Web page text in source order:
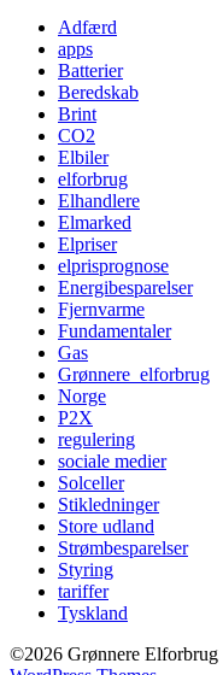
Adfærd
apps
Batterier
Beredskab
Brint
CO2
Elbiler
elforbrug
Elhandlere
Elmarked
Elpriser
elprisprognose
Energibesparelser
Fjernvarme
Fundamentaler
Gas
Grønnere_elforbrug
Norge
P2X
regulering
sociale medier
Solceller
Stikledninger
Store udland
Strømbesparelser
Styring
tariffer
Tyskland
©2026 Grønnere Elforbrug